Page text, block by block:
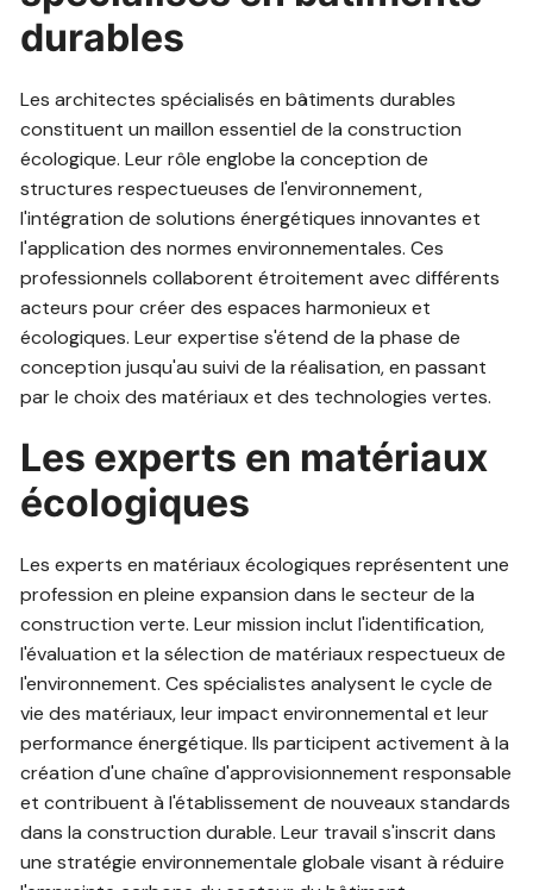
durables
Les architectes spécialisés en bâtiments durables
constituent un maillon essentiel de la construction
écologique. Leur rôle englobe la conception de
structures respectueuses de l'environnement,
l'intégration de solutions énergétiques innovantes et
l'application des normes environnementales. Ces
professionnels collaborent étroitement avec différents
acteurs pour créer des espaces harmonieux et
écologiques. Leur expertise s'étend de la phase de
conception jusqu'au suivi de la réalisation, en passant
par le choix des matériaux et des technologies vertes.
Les experts en matériaux
écologiques
Les experts en matériaux écologiques représentent une
profession en pleine expansion dans le secteur de la
construction verte. Leur mission inclut l'identification,
l'évaluation et la sélection de matériaux respectueux de
l'environnement. Ces spécialistes analysent le cycle de
vie des matériaux, leur impact environnemental et leur
performance énergétique. Ils participent activement à la
création d'une chaîne d'approvisionnement responsable
et contribuent à l'établissement de nouveaux standards
dans la construction durable. Leur travail s'inscrit dans
une stratégie environnementale globale visant à réduire